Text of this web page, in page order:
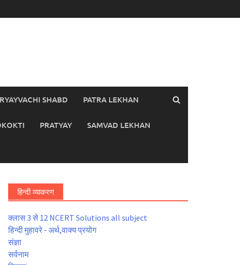
SHABD PATRA LEKHAN
PRATYAY SAMVAD LEKHAN
हिन्दी व्याकरण
क्लास 3 से 12 NCERT Solutions all subject
हिन्दी मुहावरे - अर्थ,वाक्य प्रयोग
संज्ञा
सर्वनाम